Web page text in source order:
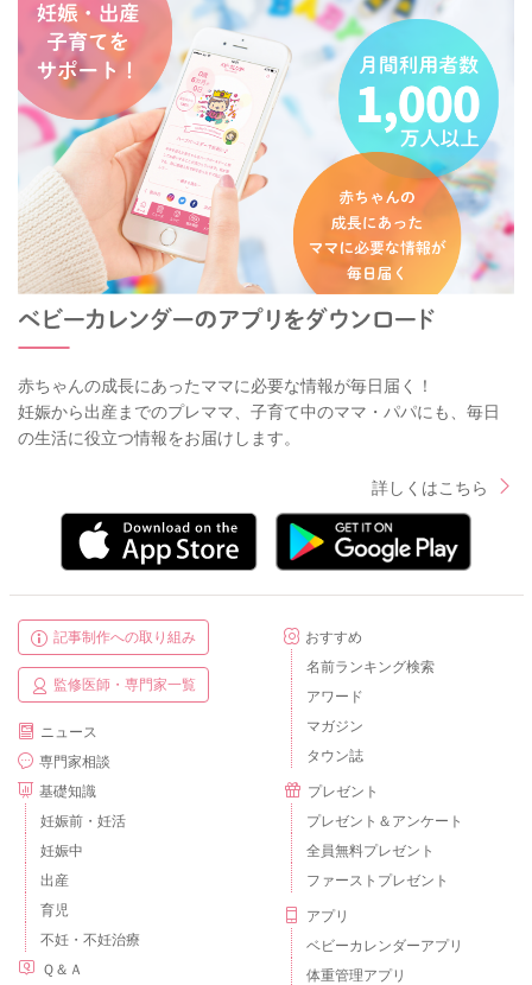
2025/11/17 17:48
赤ちゃんの成長にあったママに必要な情報が毎日届く！
妊娠から出産までのプレママ、子育て中のママ・パパにも、毎日
の生活に役立つ情報をお届けします。
詳しくはこちら
記事制作への取り組み
監修医師・専門家一覧
ニュース
専門家相談
基礎知識
妊娠前・妊活
妊娠中
出産
育児
不妊・不妊治療
Ｑ＆Ａ
おすすめ
名前ランキング検索
アワード
マガジン
タウン誌
プレゼント
プレゼント＆アンケート
全員無料プレゼント
ファーストプレゼント
アプリ
ベビーカレンダーアプリ
体重管理アプリ